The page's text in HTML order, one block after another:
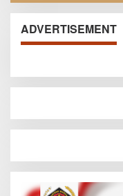
ADVERTISEMENT